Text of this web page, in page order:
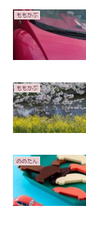
ももかぶ
ももかぶ
めめたん